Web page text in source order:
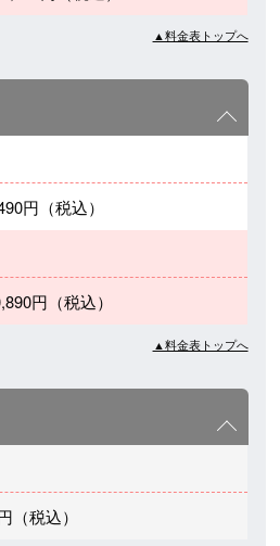
▲料金表トップへ
円（税込）
円（税込）
▲料金表トップへ
税込）